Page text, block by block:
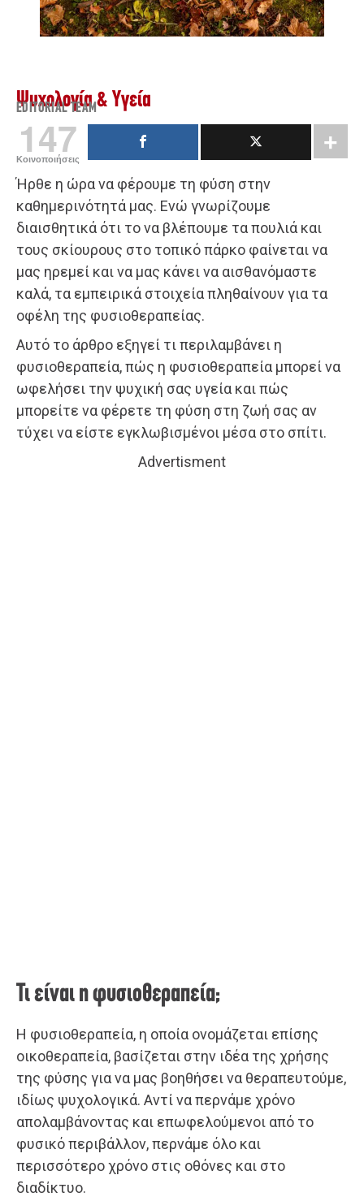
Ψυχολογία & Υγεία
EDITORIAL TEAM
147
Κοινοποιήσεις
Ήρθε η ώρα να φέρουμε τη φύση στην
καθημερινότητά μας. Ενώ γνωρίζουμε
διαισθητικά ότι το να βλέπουμε τα πουλιά και
τους σκίουρους στο τοπικό πάρκο φαίνεται να
μας ηρεμεί και να μας κάνει να αισθανόμαστε
καλά, τα εμπειρικά στοιχεία πληθαίνουν για τα
οφέλη της φυσιοθεραπείας.
Αυτό το άρθρο εξηγεί τι περιλαμβάνει η
φυσιοθεραπεία, πώς η φυσιοθεραπεία μπορεί να
ωφελήσει την ψυχική σας υγεία και πώς
μπορείτε να φέρετε τη φύση στη ζωή σας αν
τύχει να είστε εγκλωβισμένοι μέσα στο σπίτι.
Advertisment
Τι είναι η φυσιοθεραπεία;
Η φυσιοθεραπεία, η οποία ονομάζεται επίσης
οικοθεραπεία, βασίζεται στην ιδέα της χρήσης
της φύσης για να μας βοηθήσει να θεραπευτούμε,
ιδίως ψυχολογικά. Αντί να περνάμε χρόνο
απολαμβάνοντας και επωφελούμενοι από το
φυσικό περιβάλλον, περνάμε όλο και
περισσότερο χρόνο στις οθόνες και στο
διαδίκτυο.